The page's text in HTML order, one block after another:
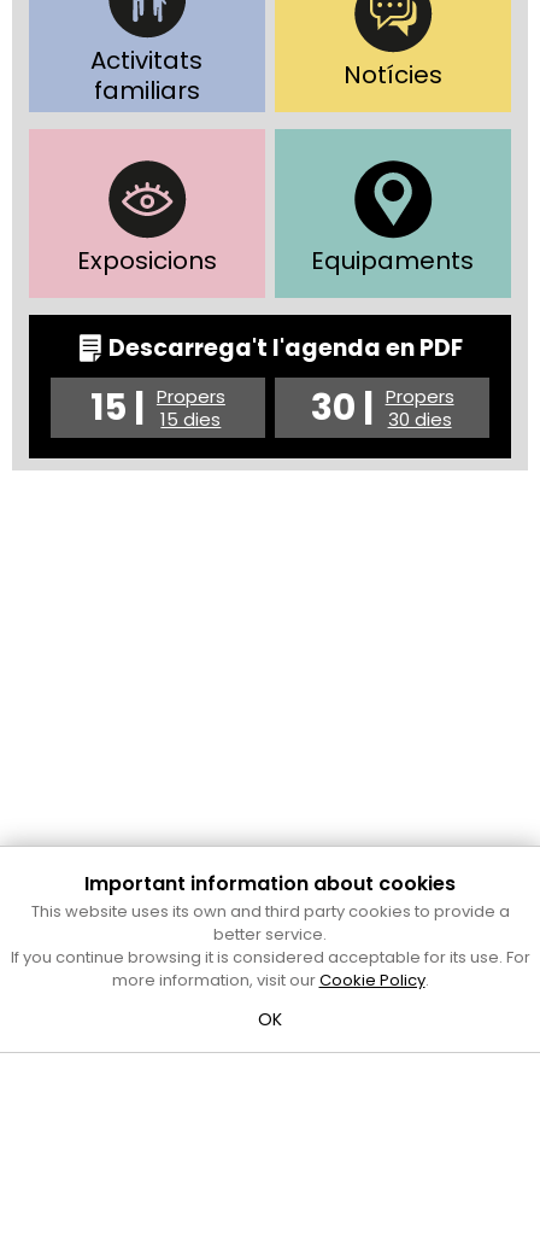
Activitats
familiars
Notícies
Exposicions Equipaments
Descarrega't l'agenda en PDF
15 | Propers
15 dies
30 | Propers
30 dies
Cultura Mataró
Ajuntament de Mataró
C. de Sant Josep, 9 (Mataró, 08302)
Horari d'obertura: dilluns, dimecres i divendres de 10 a 13 h.
al telèfon al 93 758 23 61
Bústia ciutadana
Important information about cookies
This website uses its own and third party cookies to provide a
better service.
If you continue browsing it is considered acceptable for its use. For
more information, visit ourCookie Policy.
OK